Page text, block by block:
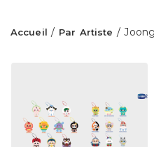
Accueil / Par Artiste /